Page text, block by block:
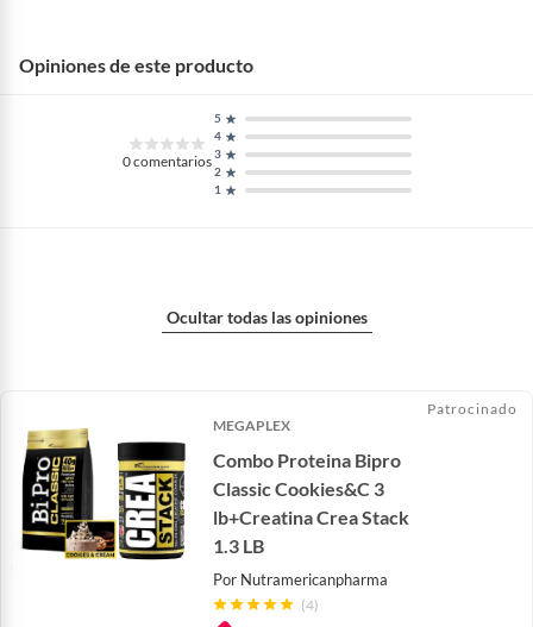
Opiniones de este producto
0comentarios
1
2
3
4
5
Ocultar todas las opiniones
MEGAPLEX
Combo Proteina Bipro
Classic Cookies&C 3
lb+Creatina Crea Stack
1.3 LB
Por Nutramericanpharma
(4)
Patrocinado